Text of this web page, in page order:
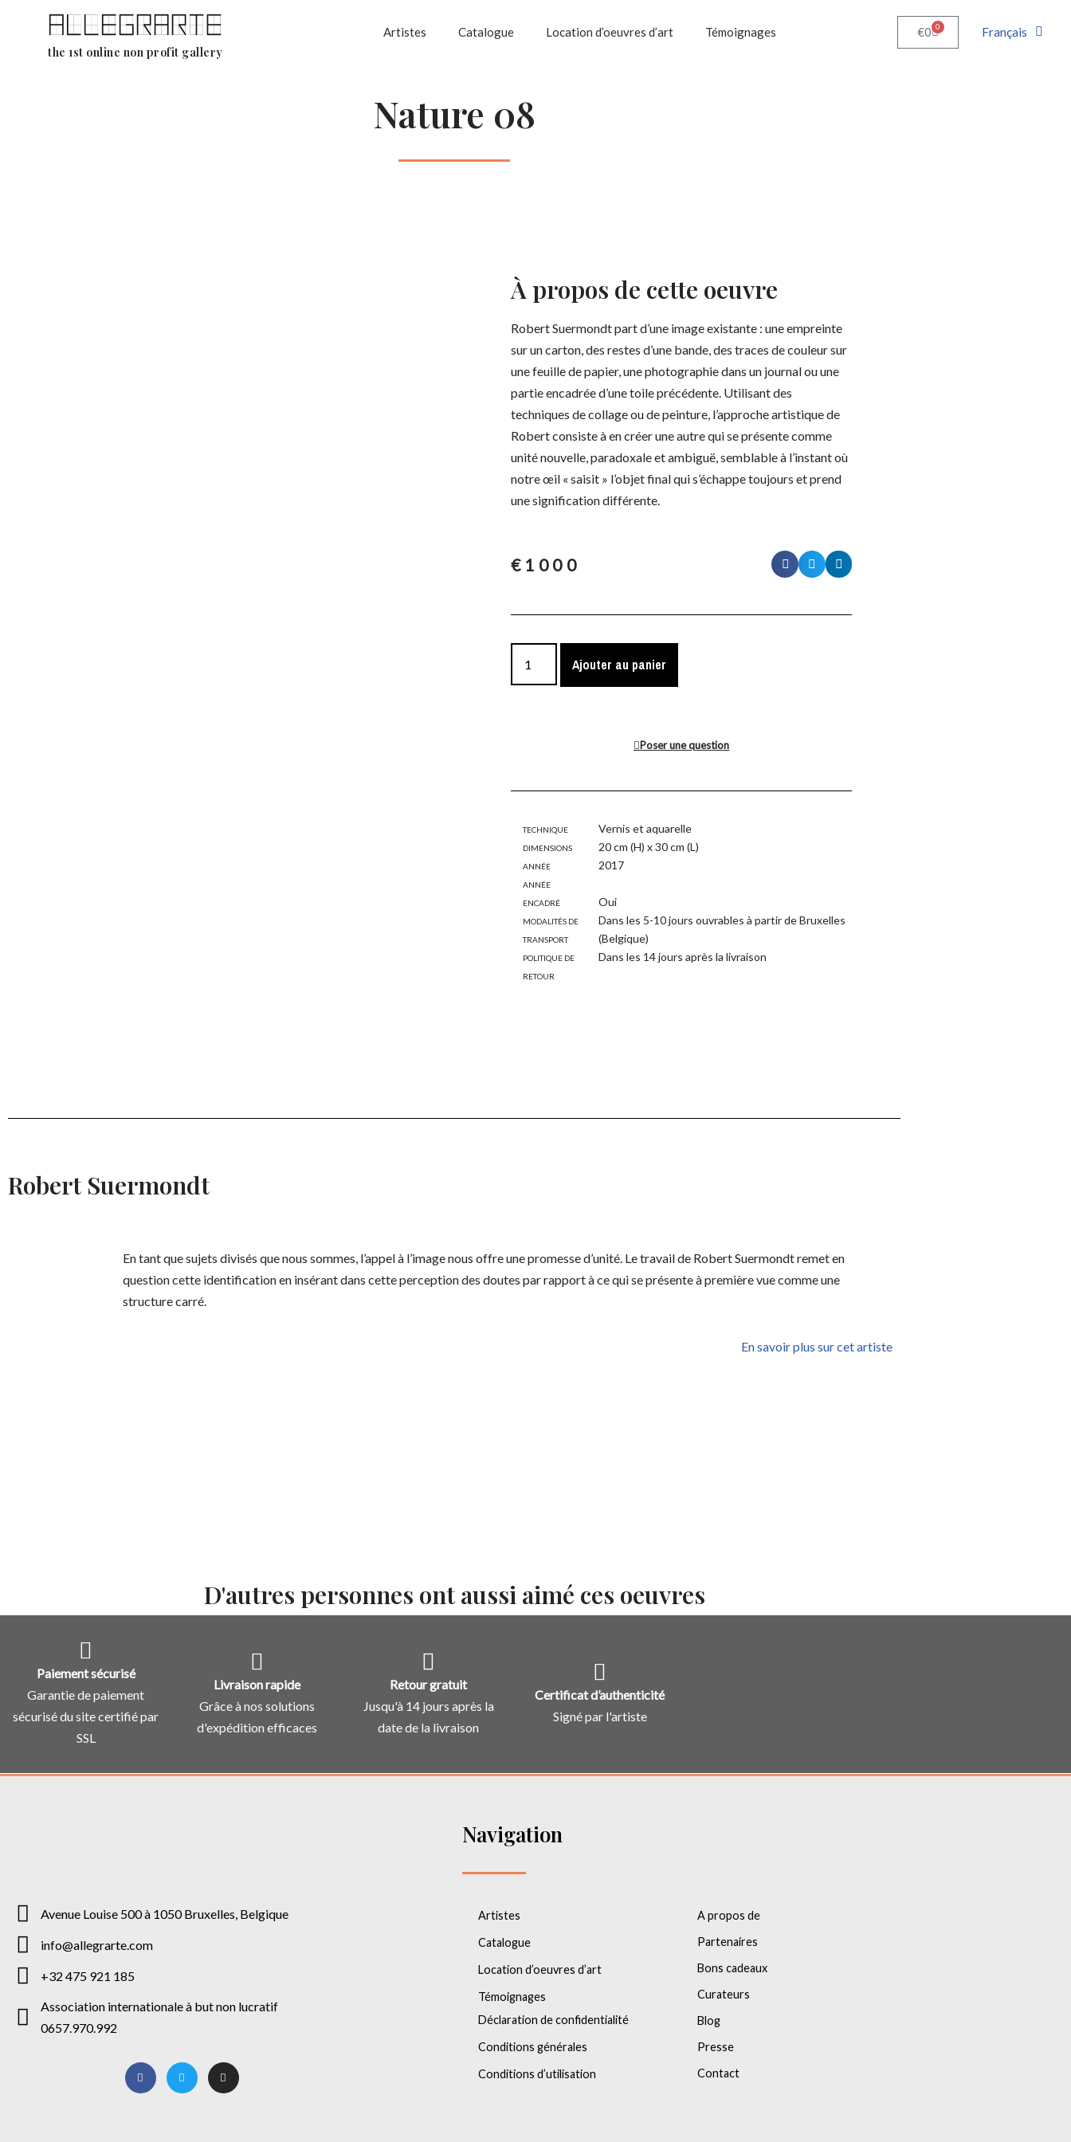
the 1st online non profit gallery
Artistes Catalogue Location d’oeuvres d’art Témoignages €0 0 Français
Nature 08
À propos de cette oeuvre
Robert Suermondt part d’une image existante : une empreinte
sur un carton, des restes d’une bande, des traces de couleur sur
une feuille de papier, une photographie dans un journal ou une
partie encadrée d’une toile précédente. Utilisant des
techniques de collage ou de peinture, l’approche artistique de
Robert consiste à en créer une autre qui se présente comme
unité nouvelle, paradoxale et ambiguë, semblable à l’instant où
notre œil « saisit » l’objet final qui s’échappe toujours et prend
une signification différente.
€ 1000
Ajouter au panier
Poser une question
Technique
Vernis et aquarelle
Dimensions
20 cm (H) x 30 cm (L)
Année
2017
Année
Encadré
Oui
Modalités de
transport
Dans les 5-10 jours ouvrables à partir de Bruxelles
(Belgique)
Politique de
retour
Dans les 14 jours après la livraison
Robert Suermondt
En tant que sujets divisés que nous sommes, l’appel à l’image nous offre une promesse d’unité. Le travail de Robert Suermondt remet en
question cette identification en insérant dans cette perception des doutes par rapport à ce qui se présente à première vue comme une
structure carré.
En savoir plus sur cet artiste
D'autres personnes ont aussi aimé ces oeuvres
Paiement sécurisé
Garantie de paiement
sécurisé du site certifié par
SSL
Livraison rapide
Grâce à nos solutions
d'expédition efficaces
Retour gratuit
Jusqu'à 14 jours après la
date de la livraison
Certificat d’authenticité
Signé par l'artiste
Avenue Louise 500 à 1050 Bruxelles, Belgique
info@allegrarte.com
+32 475 921 185
Association internationale à but non lucratif
0657.970.992
Navigation
Artistes
Catalogue
Location d’oeuvres d’art
Témoignages
Déclaration de confidentialité
Conditions générales
Conditions d’utilisation
A propos de
Partenaires
Bons cadeaux
Curateurs
Blog
Presse
Contact